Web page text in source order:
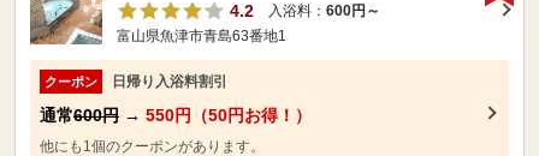
4.2
入浴料： 600円～
富山県魚津市青島63番地1
クーポン 日帰り入浴料割引
通常600円 → 550円（50円お得！）
他にも1個のクーポンがあります。